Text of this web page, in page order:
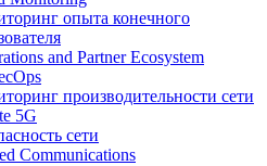
опыта конечного
and Partner Ecosystem
производительности сети
5G
сети
Communications